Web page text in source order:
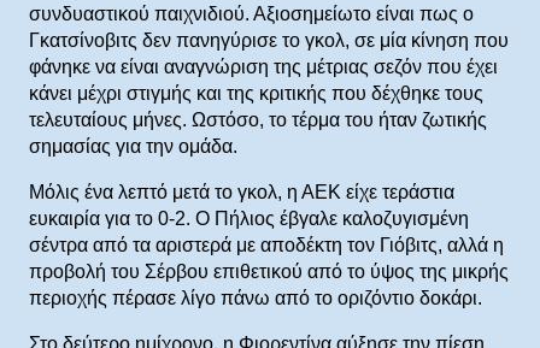
συνδυαστικού παιχνιδιού. Αξιοσημείωτο είναι πως ο
Γκατσίνοβιτς δεν πανηγύρισε το γκολ, σε μία κίνηση που
φάνηκε να είναι αναγνώριση της μέτριας σεζόν που έχει
κάνει μέχρι στιγμής και της κριτικής που δέχθηκε τους
τελευταίους μήνες. Ωστόσο, το τέρμα του ήταν ζωτικής
σημασίας για την ομάδα.
Μόλις ένα λεπτό μετά το γκολ, η ΑΕΚ είχε τεράστια
ευκαιρία για το 0-2. Ο Πήλιος έβγαλε καλοζυγισμένη
σέντρα από τα αριστερά με αποδέκτη τον Γιόβιτς, αλλά η
προβολή του Σέρβου επιθετικού από το ύψος της μικρής
περιοχής πέρασε λίγο πάνω από το οριζόντιο δοκάρι.
Στο δεύτερο ημίχρονο, η Φιορεντίνα αύξησε την πίεση